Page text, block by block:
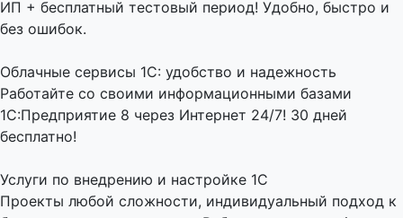
ИП + бесплатный тестовый период! Удобно, быстро и
без ошибок.
Облачные сервисы 1С: удобство и надежность
Работайте со своими информационными базами
1С:Предприятие 8 через Интернет 24/7! 30 дней
бесплатно!
Услуги по внедрению и настройке 1С
Проекты любой сложности, индивидуальный подход к